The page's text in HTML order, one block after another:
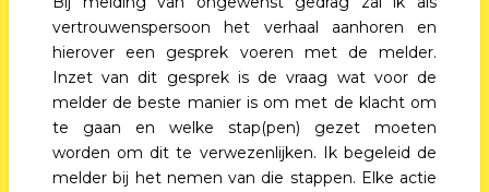
vertrouwenspersoon het verhaal aanhoren en
hierover een gesprek voeren met de melder.
Inzet van dit gesprek is de vraag wat voor de
melder de beste manier is om met de klacht om
te gaan en welke stap(pen) gezet moeten
worden om dit te verwezenlijken. Ik begeleid de
melder bij het nemen van die stappen. Elke actie